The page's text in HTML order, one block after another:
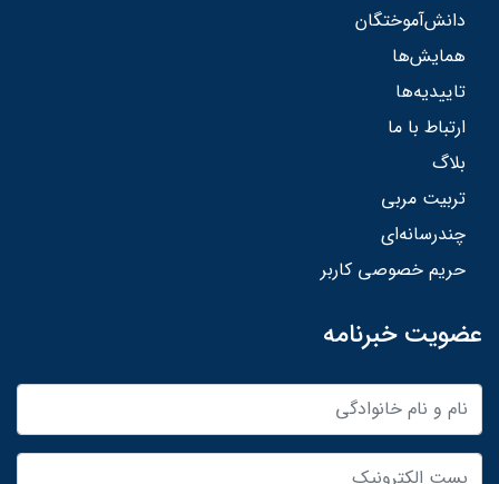
دانش‌آموختگان
همایش‌ها
تاییدیه‌ها
ارتباط با ما
بلاگ
تربیت مربی
چندرسانه‌ای
حریم خصوصی کاربر
عضویت خبرنامه